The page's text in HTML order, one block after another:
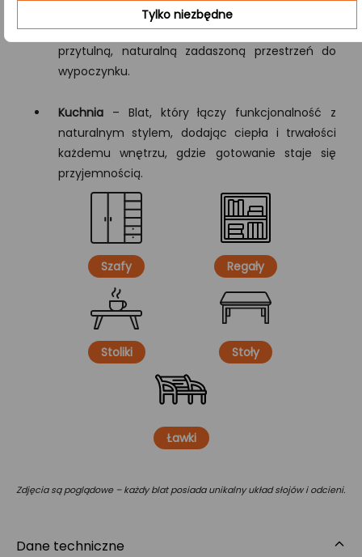
Taras ogrodowy– Blat, który doskonale
komponuje się z zielenią i światłem, tworząc
przytulną, naturalną zadaszoną przestrzeń do
wypoczynku.
Kuchnia – Blat, który łączy funkcjonalność z
naturalnym stylem, dodając ciepła i trwałości
każdemu wnętrzu, gdzie gotowanie staje się
przyjemnością.
Szafy Regały
Stoliki Stoły
Ławki
Zdjęcia są poglądowe – każdy blat posiada unikalny układ słojów i odcieni.
Dane techniczne
Tylko niezbędne